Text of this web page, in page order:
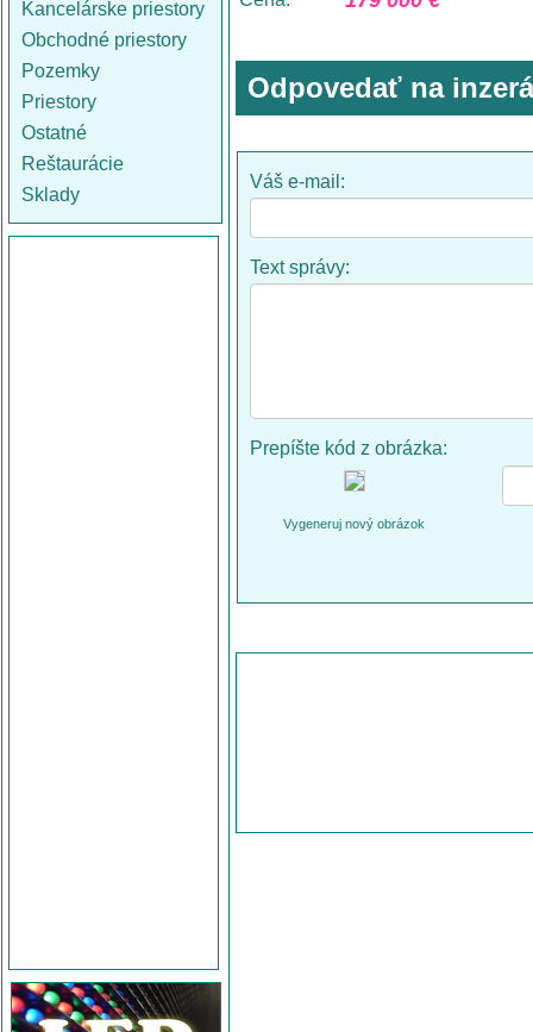
Kancelárske priestory
Obchodné priestory
Pozemky
Priestory
Ostatné
Reštaurácie
Sklady
Odpovedať na
Váš e-mail:
Text správy:
Prepíšte kód z obrázka:
Vygeneruj nový obrázok